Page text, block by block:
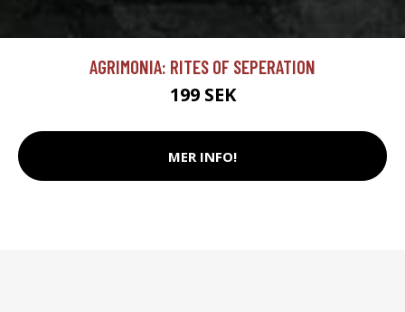
AGRIMONIA: RITES OF SEPERATION
199 SEK
MER INFO!